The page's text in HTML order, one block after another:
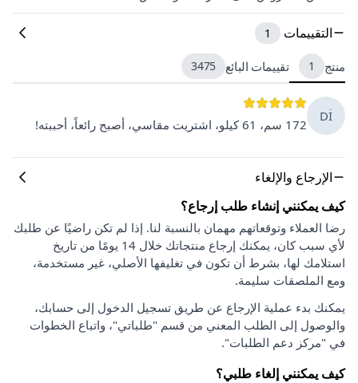
التقييمات 1
منتج 1 تقييمات البائع 3475
Dİ
172 سم، 61 كيلو، اشتريت مقاسي، أصبح رائعاً، أحببته!
الإرجاع والإلغاء
كيف يمكنني إنشاء طلب إرجاع؟
رضا العملاء وتوقعاتهم مهمان بالنسبة لنا. إذا لم تكن راضيًا عن طلبك
لأي سبب كان، يمكنك إرجاع منتجاتك خلال 14 يومًا من تاريخ
استلامك لها، بشرط أن تكون في تغليفها الأصلي، غير مستخدمة،
ومع الملصقات سليمة.
يمكنك بدء عملية الإرجاع عن طريق تسجيل الدخول إلى حسابك،
والوصول إلى الطلب المعني من قسم "طلباتي"، واتباع الخطوات
في "مركز دعم الطلبات".
كيف يمكنني إلغاء طلبي؟